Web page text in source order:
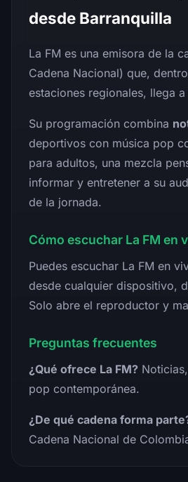
desde Barranquilla
La FM es una emisora de la
Cadena Nacional) que,
estaciones regionales, llega a
Su programación combina
deportivos con música pop
para adultos, una mezcla
informar y entretener a su
de la jornada.
Cómo escuchar La FM en
Puedes escuchar La FM en
desde cualquier dispositivo,
Solo abre el reproductor y
Preguntas frecuentes
¿Qué ofrece La FM?
pop contemporánea.
¿De qué cadena forma
Cadena Nacional de